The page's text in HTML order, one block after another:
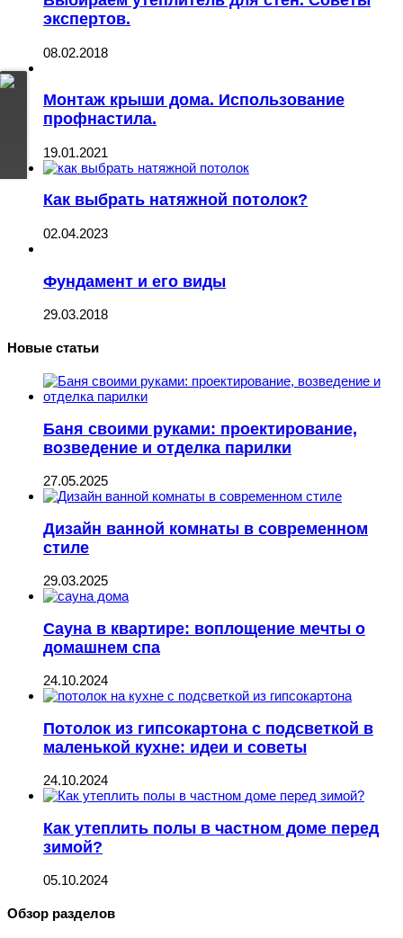
экспертов.
08.02.2018
Монтаж крыши дома. Использование
профнастила.
19.01.2021
Как выбрать натяжной потолок?
02.04.2023
Фундамент и его виды
29.03.2018
Новые статьи
Баня своими руками: проектирование,
возведение и отделка парилки
27.05.2025
Дизайн ванной комнаты в современном
стиле
29.03.2025
Сауна в квартире: воплощение мечты о
домашнем спа
24.10.2024
Потолок из гипсокартона с подсветкой в
маленькой кухне: идеи и советы
24.10.2024
Как утеплить полы в частном доме перед
зимой?
05.10.2024
Обзор разделов